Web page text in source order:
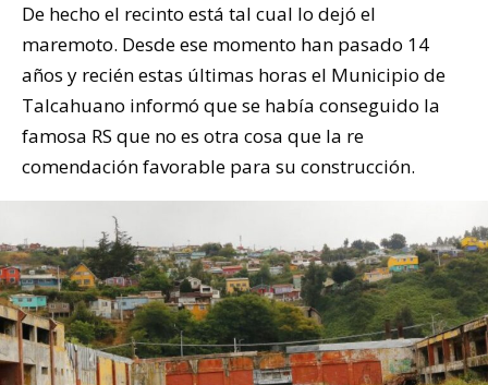
De hecho el recinto está tal cual lo dejó el
maremoto. Desde ese momento han pasado 14
años y recién estas últimas horas el Municipio de
Talcahuano informó que se había conseguido la
famosa RS que no es otra cosa que la re
comendación favorable para su construcción.